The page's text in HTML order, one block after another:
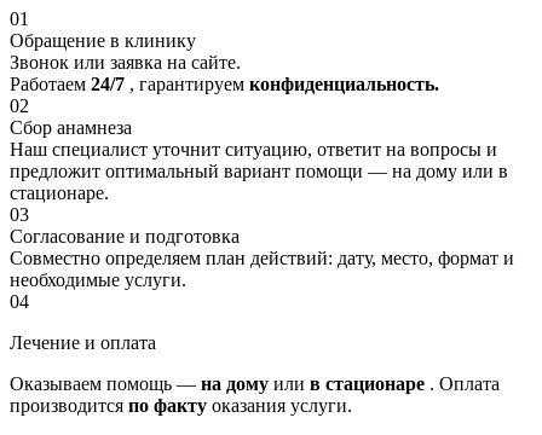
01
Обращение в клинику
Звонок или заявка на сайте.
Работаем 24/7 , гарантируем конфиденциальность.
02
Сбор анамнеза
Наш специалист уточнит ситуацию, ответит на вопросы и
предложит оптимальный вариант помощи — на дому или в
стационаре.
03
Согласование и подготовка
Совместно определяем план действий: дату, место, формат и
необходимые услуги.
04
Лечение и оплата
Оказываем помощь — на дому или в стационаре . Оплата
производится по факту оказания услуги.